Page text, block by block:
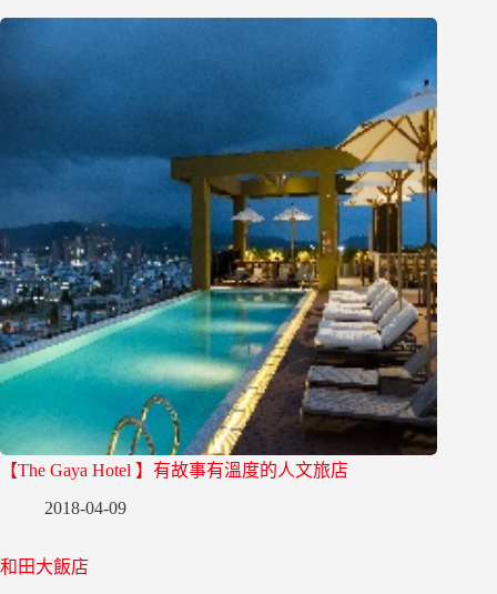
【The Gaya Hotel 】有故事有溫度的人文旅店
2018-04-09
和田大飯店